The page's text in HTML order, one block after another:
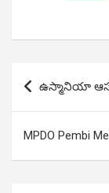
Post
navigation
ఉస్మానియా
MPDO Pembi